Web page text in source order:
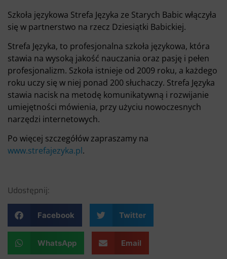
Szkoła językowa Strefa Języka ze Starych Babic włączyła
się w partnerstwo na rzecz Dziesiątki Babickiej.
Strefa Języka, to profesjonalna szkoła językowa, która
stawia na wysoką jakość nauczania oraz pasję i pełen
profesjonalizm. Szkoła istnieje od 2009 roku, a każdego
roku uczy się w niej ponad 200 słuchaczy. Strefa Języka
stawia nacisk na metodę komunikatywną i rozwijanie
umiejętności mówienia, przy użyciu nowoczesnych
narzędzi internetowych.
Po więcej szczegółów zapraszamy na
www.strefajezyka.pl.
Udostępnij:
Facebook Twitter
WhatsApp Email